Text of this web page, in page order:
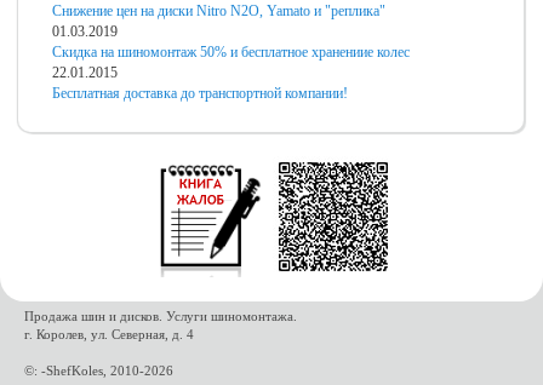
Снижение цен на диски Nitro N2O, Yamato и "реплика"
01.03.2019
Скидка на шиномонтаж 50% и бесплатное хранениие колес
22.01.2015
Бесплатная доставка до транспортной компании!
Продажа шин и дисков. Услуги шиномонтажа.
г. Королев, ул. Северная, д. 4
©: -ShefKoles, 2010-2026